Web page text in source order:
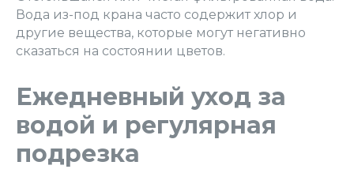
Вода из-под крана часто содержит хлор и
другие вещества, которые могут негативно
сказаться на состоянии цветов.
Ежедневный уход за
водой и регулярная
подрезка